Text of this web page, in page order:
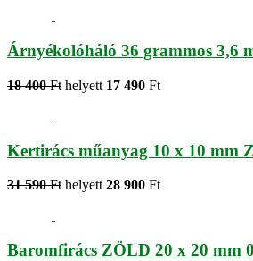
Árnyékolóháló 36 grammos 3,6
18 400 Ft helyett 17 490 Ft
Kertirács műanyag 10 x 10 mm
31 590 Ft helyett 28 900 Ft
Baromfirács ZÖLD 20 x 20 mm